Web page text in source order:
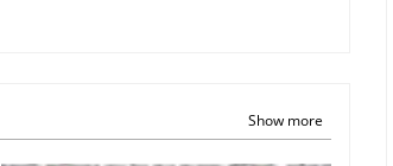
Show more